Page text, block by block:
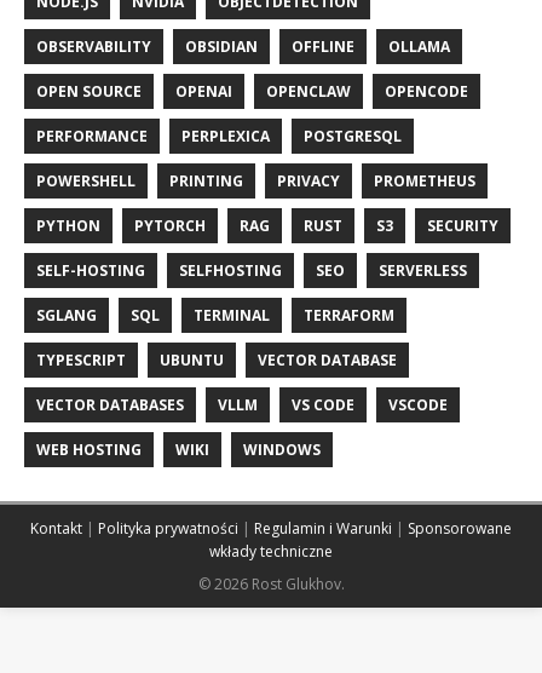
OBSERVABILITY OBSIDIAN OFFLINE OLLAMA
OPEN SOURCE OPENAI OPENCLAW OPENCODE
PERFORMANCE PERPLEXICA POSTGRESQL
POWERSHELL PRINTING PRIVACY PROMETHEUS
PYTHON PYTORCH RAG RUST S3 SECURITY
SELF-HOSTING SELFHOSTING SEO SERVERLESS
SGLANG SQL TERMINAL TERRAFORM
TYPESCRIPT UBUNTU VECTOR DATABASE
VECTOR DATABASES VLLM VS CODE VSCODE
WEB HOSTING WIKI WINDOWS
Kontakt | Polityka prywatności | Regulamin i Warunki | Sponsorowane
wkłady techniczne
© 2026 Rost Glukhov.